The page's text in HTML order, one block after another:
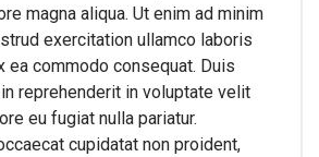
magna aliqua. Ut enim ad minim
exercitation ullamco laboris
ea commodo consequat. Duis
reprehenderit in voluptate velit
eu fugiat nulla pariatur.
cupidatat non proident,